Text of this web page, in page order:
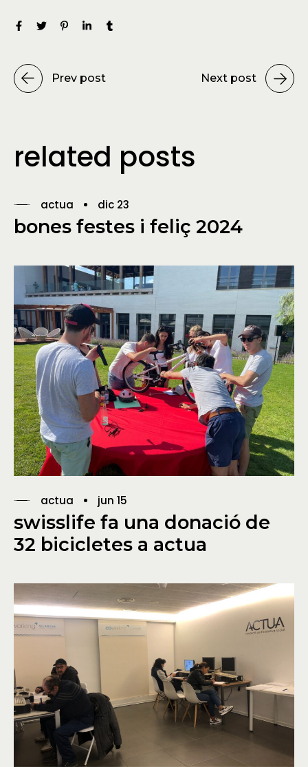
Prev post Next post
related posts
actua dic 23
bones festes i feliç 2024
actua jun 15
swisslife fa una donació de
32 bicicletes a actua